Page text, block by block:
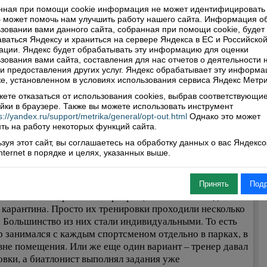
мероприятий не сняты до сих пор. По этой же
к нам не смогло приехать 45 участников из
области. По-моему, это не совсем обдуманное
Полный запрет на проведение и участие в сезонных
может обернуться непоправимыми
Это, к примеру, потеря интереса к спорту. Или
– потеря обязательных навыков у спортсменов. К
наше областное руководство это понимает. И
осенние состязания проходят в прежнем формате.
с удовольствием и азартом выходят на старт.
спортивные центры были закрыты, то как все это
спортсмены? Ведь перенести
как учебные занятия в школе, в онлайн-
я знаю, ребята не прекращали заниматься даже во
Просто их тренировки проходили несколько
Большинство из них стали индивидуальными. То есть
занимался с каждым спортсменом отдельно в парках, в
помещения. Или же еще один вариант – тренер давал
а биатлонист выполнял задания уже
при помощи cookie информация не может идентифицировать
может помочь нам улучшить работу нашего сайта. Информация
вами данного сайта, собранная при помощи cookie, будет
Яндексу и храниться на сервере Яндекса в ЕС и Российской
Яндекс будет обрабатывать эту информацию для оценки
вами сайта, составления для нас отчетов о деятельности
предоставления других услуг. Яндекс обрабатывает эту
установленном в условиях использования сервиса Яндекс
отказаться от использования cookies, выбрав
в браузере. Также вы можете использовать инструмент
yandex.ru/support/metrika/general/opt-out.html Однако это может
на работу некоторых функций сайта.
этот сайт, вы соглашаетесь на обработку данных о вас
в порядке и целях, указанных выше.
Принять